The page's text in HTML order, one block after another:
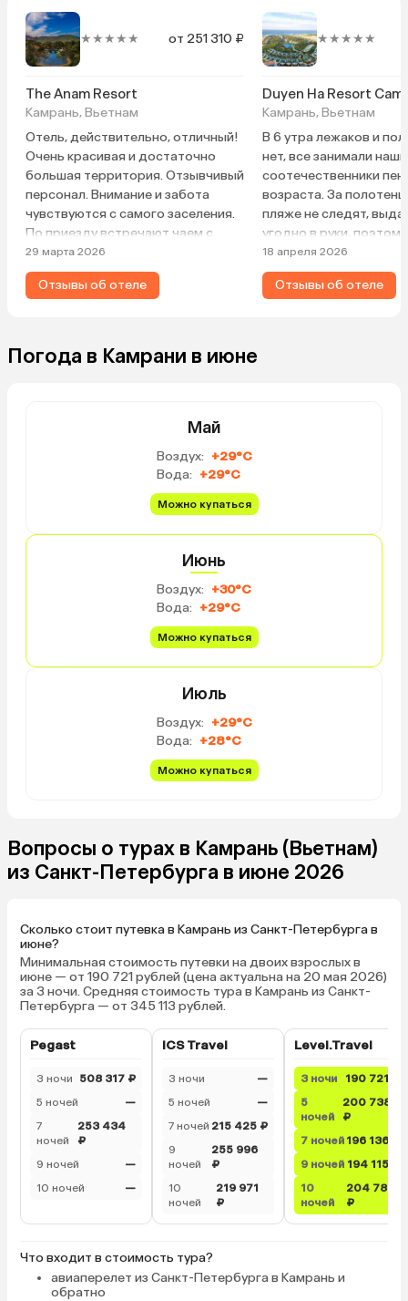
★★★★★ от 251 310 ₽
The Anam Resort
Камрань, Вьетнам
Отель, действительно, отличный!
Очень красивая и достаточно
большая территория. Отзывчивый
персонал. Внимание и забота
чувствуются с самого заселения.
По приезду встречают чаем с
печеньем. Также в номер кладут
шоколадки на палочках. А каждый
вечер приносят еще маленькие
церемонию. Там угощают
фруктами, шампанским, горячими
необходимое: вода (ежедневно
чайник, кофемашина, фен
(слабенький), утюг и гладильная
доска, тапочки, халаты, шлепки,
пляжная сумка, вьетнамские
шапки. В ванной полный набор
косметических средств (даже
отдыхаете с ребенком, то
кровать делают из диванчика у
окна. Уборка в номере в 1-й
половине дня, а ближе к 18
приносят как раз шоколадки и
воду). Еда недешевая, но вкусная
и порции большие. Мы брали на
пляжный европейский (с живой
музыкой с 19:00 до 21:00). Напитки
не входят. Нам еды было много на
стороны, если посчитать
стоимость съеденного, то вышло
выгоднее) У детей до 12 лет свое
меню. Можно выбрать 2 блюда +
мороженое из детского, либо 1
блюдо из взрослого меню +
мороженое. Рядом с отелем
стоит Axi Plaza. Можно
пользоваться их бассейном. Но
Ближайший магазин от отеля в
минут 15 ходьбы по не очень
опрятной дороге, смысла туда
идти особо нет. Отдыхом
остались очень довольны.
Вернулись бы в этот отель еще
друзьям.
29 марта 2026
Отзывы об отеле
★★★★★
Duyen Ha Resort Cam
Камрань, Вьетнам
В 6 утра лежаков и
нет, все занимали наши
соотечественники
возраста. За
пляже не следят,
угодно в руки,
катастрофически не
лежаками ситуация
ужины вкусные
18 апреля 2026
Отзывы об отеле
Погода в Камрани в июне
Май
Воздух: +29°C
Вода: +29°C
Можно купаться
Июнь
Воздух: +30°C
Вода: +29°C
Можно купаться
Июль
Воздух: +29°C
Вода: +28°C
Можно купаться
Вопросы о турах в Камрань (Вьетнам)
из Санкт-Петербурга в июне 2026
Сколько стоит путевка в Камрань из Санкт-Петербурга в
июне?
Минимальная стоимость путевки на двоих взрослых в
июне — от 190 721 рублей (цена актуальна на 20 мая 2026)
за 3 ночи. Средняя стоимость тура в Камрань из Санкт-
Петербурга — от 345 113 рублей.
Pegast
3 ночи
508 317 ₽
5 ночей
—
7
ночей
253 434
₽
9 ночей
—
10 ночей
—
ICS Travel
3 ночи
—
5 ночей
—
7 ночей 215 425 ₽
9
ночей
255 996
₽
10
ночей
219 971
₽
Level.Travel
3 ночи
190 721 ₽
5
ночей
200 738
₽
7 ночей 196 136 ₽
9 ночей 194 115 ₽
10
ночей
204 785
₽
Что входит в стоимость тура?
авиаперелет из Санкт-Петербурга в Камрань и
обратно